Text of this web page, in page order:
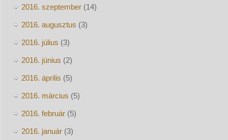
2016. szeptember(14)
2016. augusztus (3)
2016. július (3)
2016. június (2)
2016. április (5)
2016. március (5)
2016. február(5)
2016. január(3)